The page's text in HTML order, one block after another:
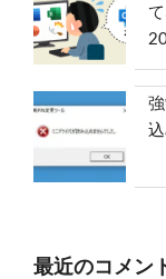
最近のコメン